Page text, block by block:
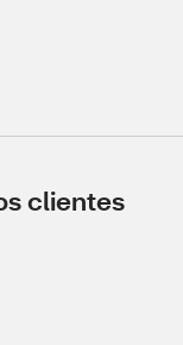
clientes